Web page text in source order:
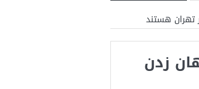
تهران هستند
زدن